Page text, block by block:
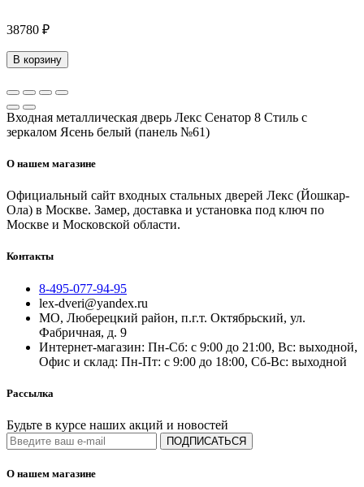
38780 ₽
В корзину
Входная металлическая дверь Лекс Сенатор 8 Стиль с
зеркалом Ясень белый (панель №61)
О нашем магазине
Официальный сайт входных стальных дверей Лекс (Йошкар-
Ола) в Москве. Замер, доставка и установка под ключ по
Москве и Московской области.
Контакты
8-495-077-94-95
lex-dveri@yandex.ru
МО, Люберецкий район, п.г.т. Октябрьский, ул.
Фабричная, д. 9
Интернет-магазин: Пн-Сб: с 9:00 до 21:00, Вс: выходной,
Офис и склад: Пн-Пт: с 9:00 до 18:00, Сб-Вс: выходной
Рассылка
Будьте в курсе наших акций и новостей
ПОДПИСАТЬСЯ
О нашем магазине